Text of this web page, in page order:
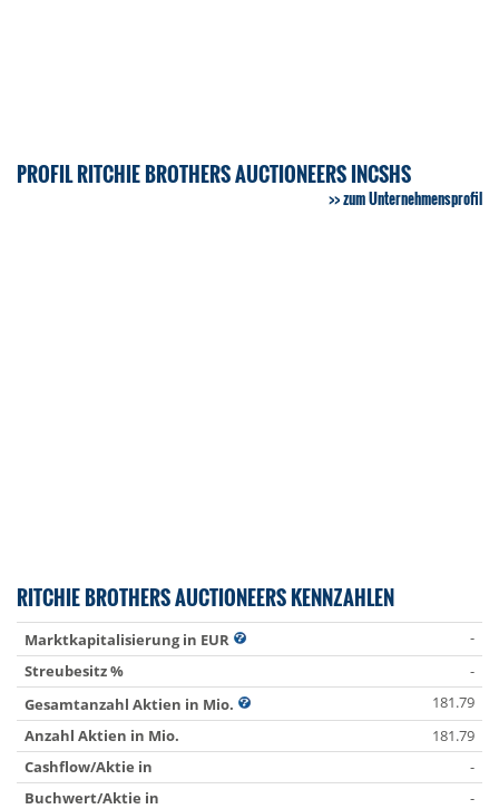
PROFIL RITCHIE BROTHERS AUCTIONEERS INCSHS
zum Unternehmensprofil
RITCHIE BROTHERS AUCTIONEERS KENNZAHLEN
Marktkapitalisierung in EUR
-
Streubesitz %
-
Gesamtanzahl Aktien in Mio.
181.79
Anzahl Aktien in Mio.
181.79
Cashflow/Aktie in
-
Buchwert/Aktie in
-